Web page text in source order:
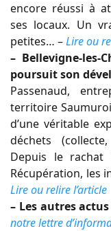
encore réussi à
ses locaux. Un
petites… –Lire ou
– Bellevigne-les-
poursuit son
Passenaud,
territoire
d’une véritable
déchets
Depuis le rachat
Récupération, les
Lire ou relire l’article
– Les autres
notre lettre